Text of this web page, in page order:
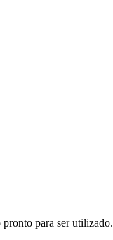
para ser utilizado.